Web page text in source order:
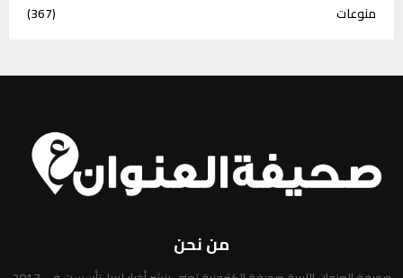
منوعات
(367)
من نحن